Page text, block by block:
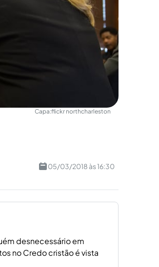
Capa:flickr northcharleston
05/03/2018 às 16:30
desnecessário em
no Credo cristão é vista